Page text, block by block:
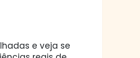
e veja se